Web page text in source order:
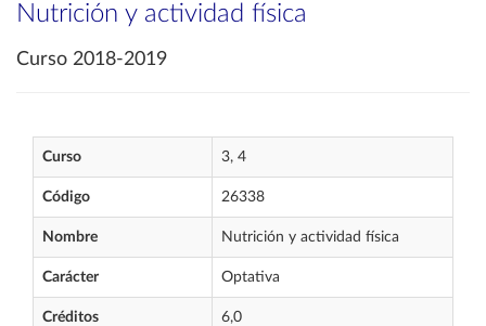
Nutrición y actividad física
Curso 2018-2019
Curso 3, 4
Código 26338
Nombre Nutrición y actividad física
Carácter Optativa
Créditos 6,0